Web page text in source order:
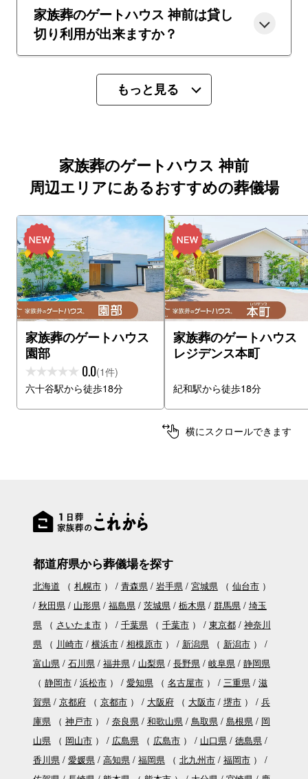
家族葬のゲートハウス 神前は貸し
切り利用が出来ますか？
もっと見る
家族葬のゲートハウス 神前
周辺エリアにあるおすすめの葬儀場
家族葬のゲートハウス
園部
0.0(1件)
六十谷駅から徒歩18分
家族葬のゲートハウス
レジデンス本町
紀和駅から徒歩18分
横にスクロールできます
都道府県から葬儀場を探す
北海道 （ 札幌市） 青森県 岩手県 宮城県（ 仙台市）
秋田県
山形県 福島県 茨城県 栃木県 群馬県
埼玉
県（ さいたま市） 千葉県（ 千葉市） 東京都
神奈川
県（ 川崎市 横浜市 相模原市） 新潟県（ 新潟市）
富山県
石川県 福井県 山梨県 長野県 岐阜県
静岡県
（ 静岡市 浜松市） 愛知県（ 名古屋市） 三重県
滋
賀県
京都府（ 京都市） 大阪府（ 大阪市 堺市）
兵
庫県（ 神戸市） 奈良県 和歌山県 鳥取県 島根県
岡
山県（ 岡山市） 広島県（ 広島市） 山口県
徳島県
香川県
愛媛県 高知県 福岡県（ 北九州市 福岡市）